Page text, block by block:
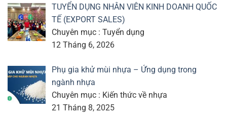
TUYỂN DỤNG NHÂN VIÊN KINH DOANH QUỐC
TẾ (EXPORT SALES)
Chuyên mục : Tuyển dụng
12 Tháng 6, 2026
Phụ gia khử mùi nhựa – Ứng dụng trong
ngành nhựa
Chuyên mục : Kiến thức về nhựa
21 Tháng 8, 2025